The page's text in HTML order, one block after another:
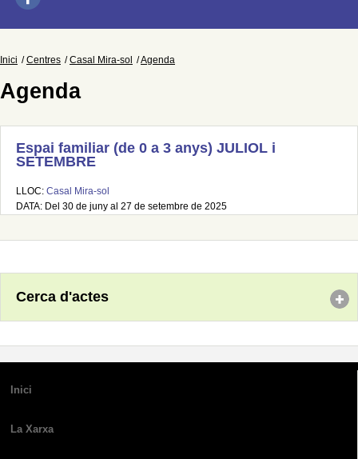
Inici Centres Casal Mira-sol Agenda
Agenda
Espai familiar (de 0 a 3 anys) JULIOL i
SETEMBRE
LLOC: Casal Mira-sol
DATA: Del 30 de juny al 27 de setembre de 2025
Cerca d'actes
Inici
La Xarxa